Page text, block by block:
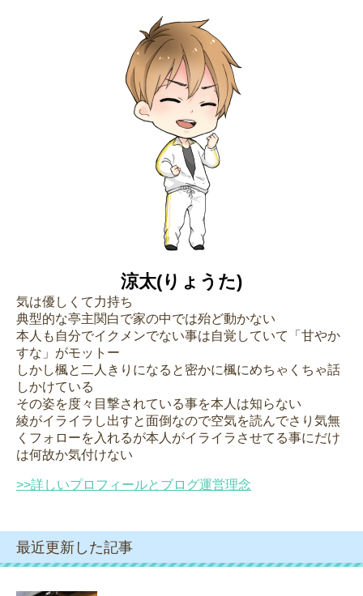
涼太(りょうた)
気は優しくて力持ち
典型的な亭主関白で家の中では殆ど動かない
本人も自分でイクメンでない事は自覚していて「甘やか
すな」がモットー
しかし楓と二人きりになると密かに楓にめちゃくちゃ話
しかけている
その姿を度々目撃されている事を本人は知らない
綾がイライラし出すと面倒なので空気を読んでさり気無
くフォローを入れるが本人がイライラさせてる事にだけ
は何故か気付けない
>>詳しいプロフィールとブログ運営理念
最近更新した記事